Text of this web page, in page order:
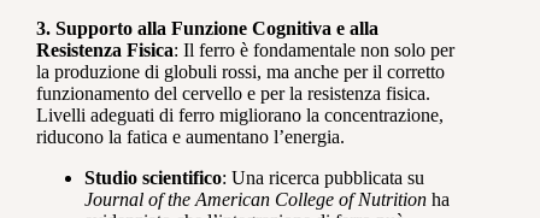
3. Supporto alla Funzione Cognitiva e alla
Resistenza Fisica: Il ferro è fondamentale non solo per
la produzione di globuli rossi, ma anche per il corretto
funzionamento del cervello e per la resistenza fisica.
Livelli adeguati di ferro migliorano la concentrazione,
riducono la fatica e aumentano l’energia.
Studio scientifico: Una ricerca pubblicata su
Journal of the American College of Nutritionha